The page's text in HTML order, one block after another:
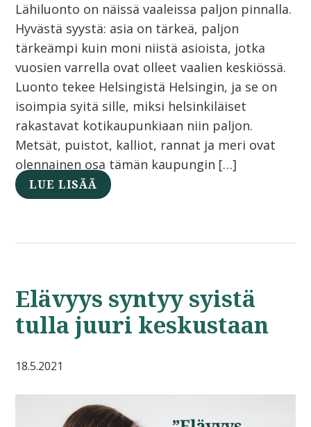
Lähiluonto on näissä vaaleissa paljon pinnalla.
Hyvästä syystä: asia on tärkeä, paljon
tärkeämpi kuin moni niistä asioista, jotka
vuosien varrella ovat olleet vaalien keskiössä.
Luonto tekee Helsingistä Helsingin, ja se on
isoimpia syitä sille, miksi helsinkiläiset
rakastavat kotikaupunkiaan niin paljon.
Metsät, puistot, kalliot, rannat ja meri ovat
olennainen osa tämän kaupungin […]
LUE LISÄÄ
Elävyys syntyy syistä
tulla juuri keskustaan
18.5.2021